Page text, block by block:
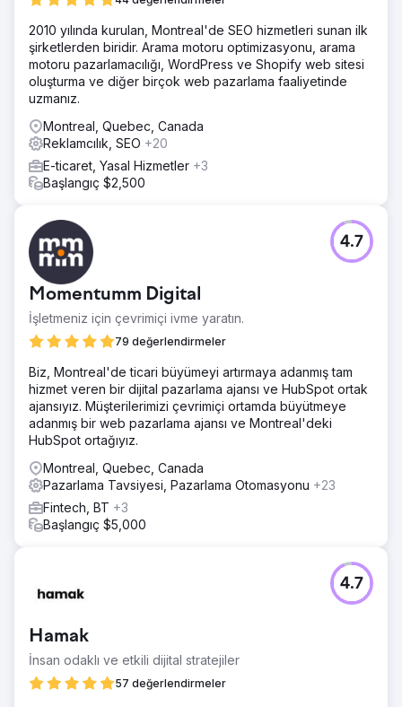
2010 yılında kurulan, Montreal'de SEO hizmetleri sunan ilk
şirketlerden biridir. Arama motoru optimizasyonu, arama
motoru pazarlamacılığı, WordPress ve Shopify web sitesi
oluşturma ve diğer birçok web pazarlama faaliyetinde
uzmanız.
Montreal, Quebec, Canada
Reklamcılık, SEO +20
E-ticaret, Yasal Hizmetler +3
Başlangıç $2,500
Momentumm Digital
İşletmeniz için çevrimiçi ivme yaratın.
79 değerlendirmeler
4.7
Biz, Montreal'de ticari büyümeyi artırmaya adanmış tam
hizmet veren bir dijital pazarlama ajansı ve HubSpot ortak
ajansıyız. Müşterilerimizi çevrimiçi ortamda büyütmeye
adanmış bir web pazarlama ajansı ve Montreal'deki
HubSpot ortağıyız.
Montreal, Quebec, Canada
Pazarlama Tavsiyesi, Pazarlama Otomasyonu +23
Fintech, BT +3
Başlangıç $5,000
Hamak
İnsan odaklı ve etkili dijital stratejiler
57 değerlendirmeler
4.7